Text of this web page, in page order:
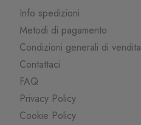
Info spedizioni
Metodi di pagamento
Condizioni generali di vendita
Contattaci
FAQ
Privacy Policy
Cookie Policy